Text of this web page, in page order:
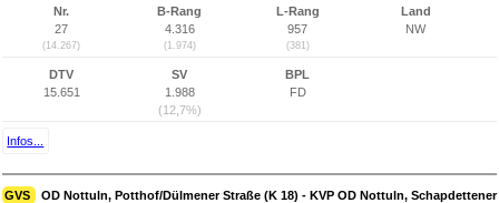
Nr.
27
(14.267)
B-Rang
4.316
(1.974)
L-Rang
957
(381)
Land
NW
DTV
15.651
SV
1.988
(12,7%)
BPL
FD
Infos...
GVS
OD Nottuln, Potthof/Dülmener Straße (K 18) - KVP OD Nottuln, Schapdettener